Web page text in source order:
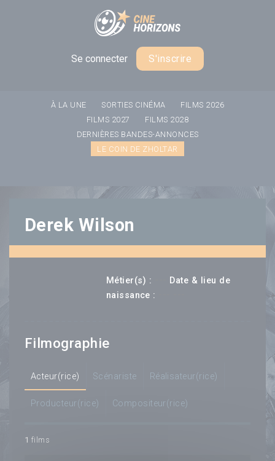
Se connecter S'inscrire
À LA UNE SORTIES CINÉMA
FILMS 2026
FILMS 2027
FILMS 2028
DERNIÈRES BANDES-ANNONCES
LE COIN DE ZHOLTAR
Derek Wilson
Métier(s) :
Date & lieu de
naissance :
Filmographie
Acteur(rice) Scénariste Réalisateur(rice)
Producteur(rice) Compositeur(rice)
1 films
Panneau de gestion des cookies